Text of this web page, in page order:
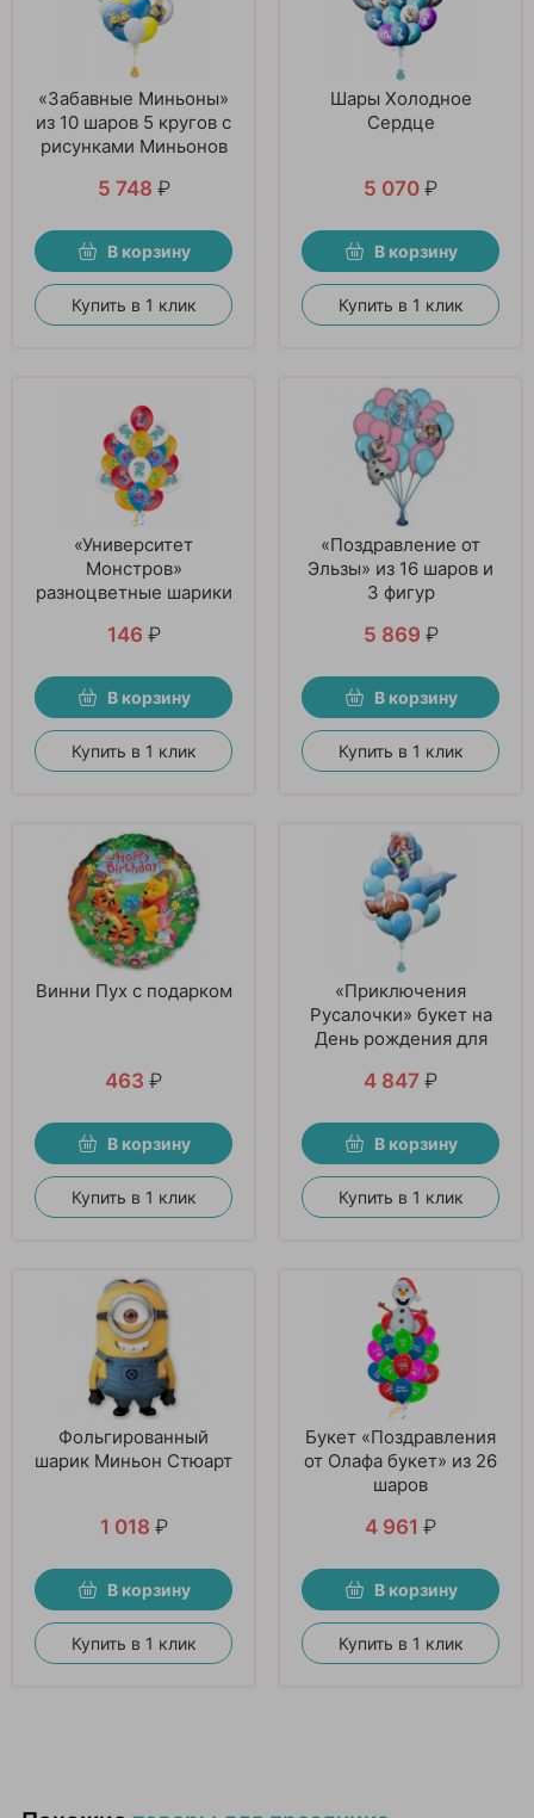
«Забавные Миньоны»
из 10 шаров 5 кругов с
рисунками Миньонов
5 748 ₽
В корзину
Купить в 1 клик
Шары Холодное
Сердце
5 070 ₽
В корзину
Купить в 1 клик
«Университет
Монстров»
разноцветные шарики
146 ₽
В корзину
Купить в 1 клик
«Поздравление от
Эльзы» из 16 шаров и
3 фигур
5 869 ₽
В корзину
Купить в 1 клик
Винни Пух с подарком
463 ₽
В корзину
Купить в 1 клик
«Приключения
Русалочки» букет на
День рождения для
4 847 ₽
В корзину
Купить в 1 клик
Фольгированный
шарик Миньон Стюарт
1 018 ₽
В корзину
Купить в 1 клик
Букет «Поздравления
от Олафа букет» из 26
шаров
4 961 ₽
В корзину
Купить в 1 клик